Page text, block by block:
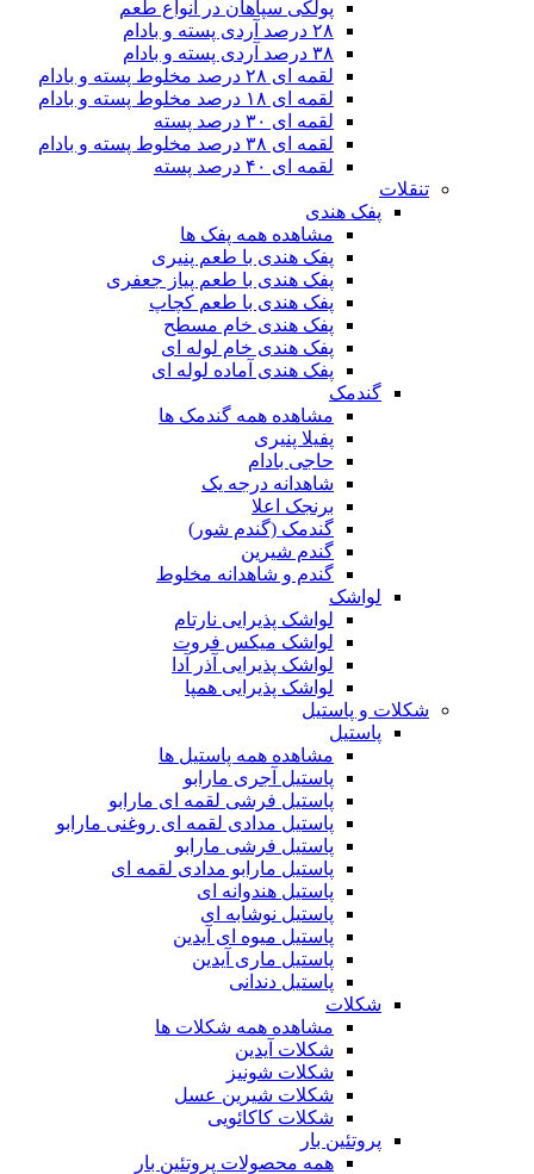
پولکی سپاهان در انواع طعم
۲۸ درصد آردی پسته و بادام
۳۸ درصد آردی پسته و بادام
لقمه ای ۲۸ درصد مخلوط پسته و بادام
لقمه ای ۱۸ درصد مخلوط پسته و بادام
لقمه ای ۳۰ درصد پسته
لقمه ای ۳۸ درصد مخلوط پسته و بادام
لقمه ای ۴۰ درصد پسته
تنقلات
پفک هندی
مشاهده همه پفک ها
پفک هندی با طعم پنیری
پفک هندی با طعم پیاز جعفری
پفک هندی با طعم کچاپ
پفک هندی خام مسطح
پفک هندی خام لوله ای
پفک هندی آماده لوله ای
گندمک
مشاهده همه گندمک ها
پفیلا پنیری
حاجی بادام
شاهدانه درجه یک
برنجک اعلا
گندمک (گندم شور)
گندم شیرین
گندم و شاهدانه مخلوط
لواشک
لواشک پذیرایی نارتام
لواشک میکس فروت
لواشک پذیرایی آذر آدا
لواشک پذیرایی همپا
شکلات و پاستیل
پاستیل
مشاهده همه پاستیل ها
پاستیل آجری مارابو
پاستیل فرشی لقمه ای مارابو
پاستیل مدادی لقمه ای روغنی مارابو
پاستیل فرشی مارابو
پاستیل مارابو مدادی لقمه ای
پاستیل هندوانه ای
پاستیل نوشابه ای
پاستیل میوه ای آیدین
پاستیل ماری آیدین
پاستیل دندانی
شکلات
مشاهده همه شکلات ها
شکلات آیدین
شکلات شونیز
شکلات شیرین عسل
شکلات کاکائویی
پروتئین بار
همه محصولات پروتئین بار